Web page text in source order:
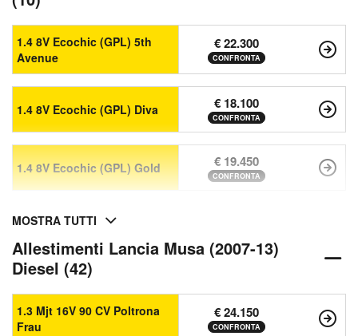
1.4 8V Ecochic (GPL) 5th
Avenue
€ 22.300
CONFRONTA
1.4 8V Ecochic (GPL) Diva € 18.100
CONFRONTA
1.4 8V Ecochic (GPL) Gold € 19.450
CONFRONTA
MOSTRA TUTTI
Allestimenti Lancia Musa (2007-13)
Diesel (42)
1.3 Mjt 16V 90 CV Poltrona
Frau
€ 24.150
CONFRONTA